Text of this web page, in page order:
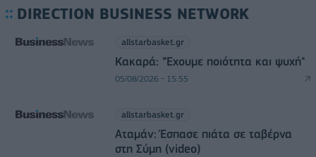
DIRECTION BUSINESS NETWORK
allstarbasket.gr
Κακαρά: "Έχουμε ποιότητα και ψυχή"
05/08/2026 - 15:55
allstarbasket.gr
Αταμάν: Έσπασε πιάτα σε ταβέρνα
στη Σύμη (video)